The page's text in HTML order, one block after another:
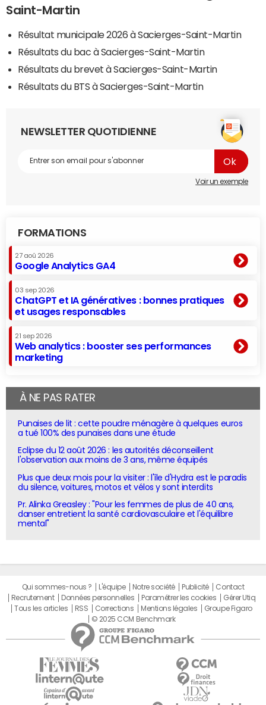
Saint-Martin
Résultat municipale 2026 à Sacierges-Saint-Martin
Résultats du bac à Sacierges-Saint-Martin
Résultats du brevet à Sacierges-Saint-Martin
Résultats du BTS à Sacierges-Saint-Martin
NEWSLETTER QUOTIDIENNE
Voir un exemple
FORMATIONS
27 aoû 2026
Google Analytics GA4
03 sep 2026
ChatGPT et IA génératives : bonnes pratiques
et usages responsables
21 sep 2026
Web analytics : booster ses performances
marketing
À NE PAS RATER
Punaises de lit : cette poudre ménagère à quelques euros
a tué 100% des punaises dans une étude
Eclipse du 12 août 2026 : les autorités déconseillent
l'observation aux moins de 3 ans, même équipés
Plus que deux mois pour la visiter : l'île d'Hydra est le paradis
du silence, voitures, motos et vélos y sont interdits
Pr. Alinka Greasley : "Pour les femmes de plus de 40 ans,
danser entretient la santé cardiovasculaire et l'équilibre
mental"
Qui sommes-nous ? L'équipe Notre société Publicité
Contact
Recrutement
Données personnelles Paramétrer les cookies
Gérer Utiq
Tous les articles
RSS Corrections Mentions légales
Groupe Figaro
© 2025 CCM Benchmark